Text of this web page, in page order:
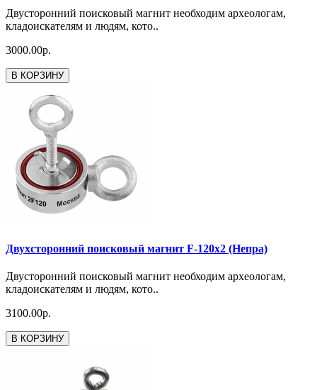
Двусторонний поисковый магнит необходим археологам,
кладоискателям и людям, кото..
3000.00р.
В КОРЗИНУ
Двухсторонний поисковый магнит F-120x2 (Непра)
Двусторонний поисковый магнит необходим археологам,
кладоискателям и людям, кото..
3100.00р.
В КОРЗИНУ